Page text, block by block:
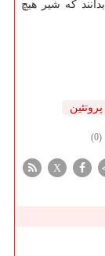
كه شیر هیچ
پروتئین
(0)
X